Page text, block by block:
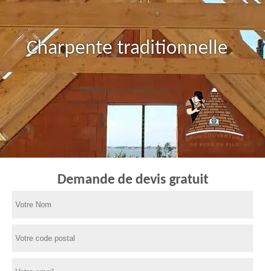
Charpente traditionnelle
Demande de devis gratuit